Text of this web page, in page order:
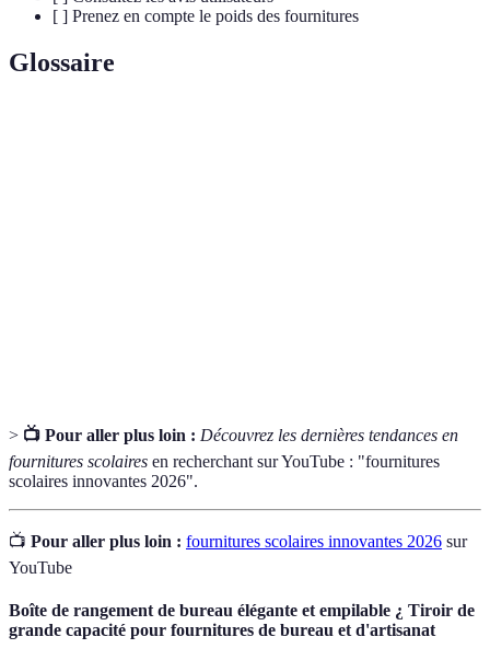
[ ] Prenez en compte le poids des fournitures
Glossaire
> 📺 Pour aller plus loin : Découvrez les dernières tendances en
fournitures scolaires en recherchant sur YouTube : "fournitures
scolaires innovantes 2026".
📺 Pour aller plus loin : fournitures scolaires innovantes 2026 sur
YouTube
Boîte de rangement de bureau élégante et empilable ¿ Tiroir de
grande capacité pour fournitures de bureau et d'artisanat